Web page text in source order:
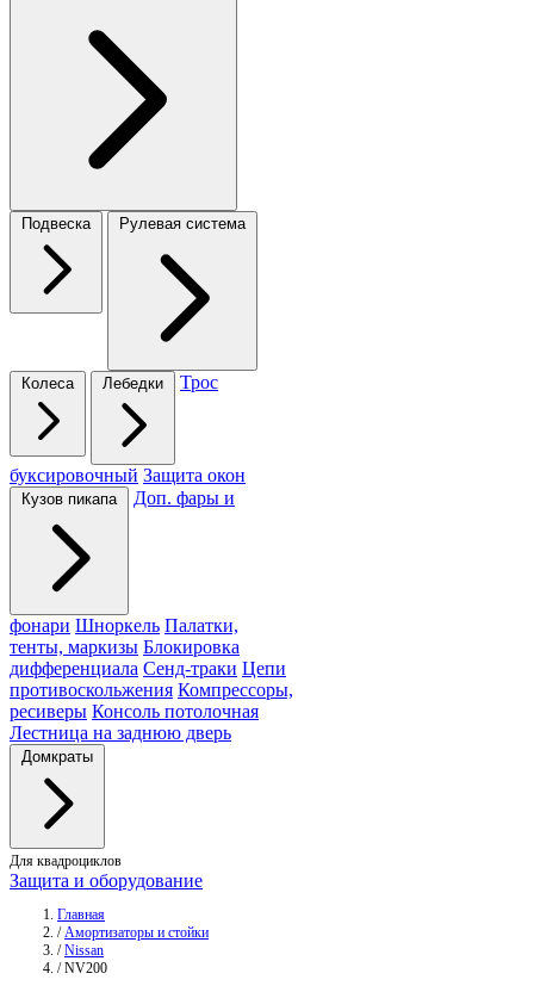
Подвеска Рулевая система
Колеса Лебедки Трос
буксировочный Защита окон
Кузов пикапа Доп. фары и
фонари Шноркель Палатки,
тенты, маркизы Блокировка
дифференциала Сенд-траки Цепи
противоскольжения Компрессоры,
ресиверы Консоль потолочная
Лестница на заднюю дверь
Домкраты
Для квадроциклов
Защита и оборудование
Главная
/ Амортизаторы и стойки
/ Nissan
/ NV200